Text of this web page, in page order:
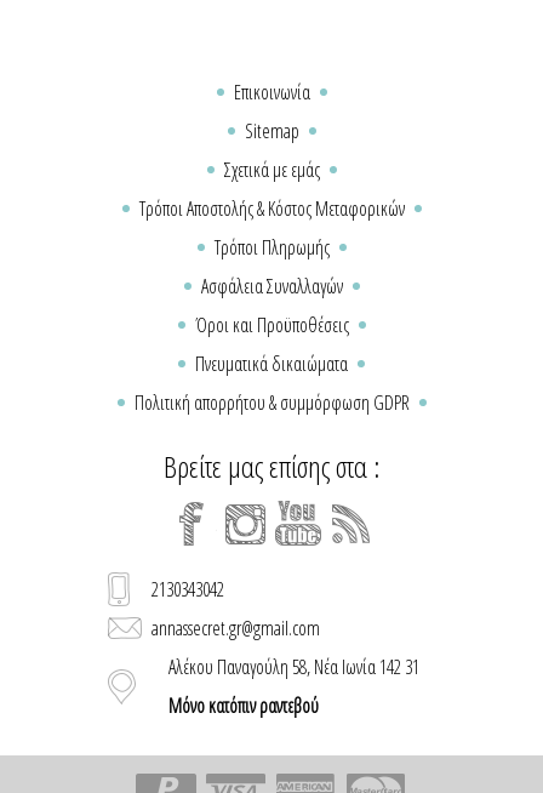
Επικοινωνία
Sitemap
Σχετικά με εμάς
Τρόποι Αποστολής & Κόστος Μεταφορικών
Τρόποι Πληρωμής
Ασφάλεια Συναλλαγών
Όροι και Προϋποθέσεις
Πνευματικά δικαιώματα
Πολιτική απορρήτου & συμμόρφωση GDPR
Βρείτε μας επίσης στα :
2130343042
annassecret.gr@gmail.com
Αλέκου Παναγούλη 58, Νέα Ιωνία 142 31
Μόνο κατόπιν ραντεβού